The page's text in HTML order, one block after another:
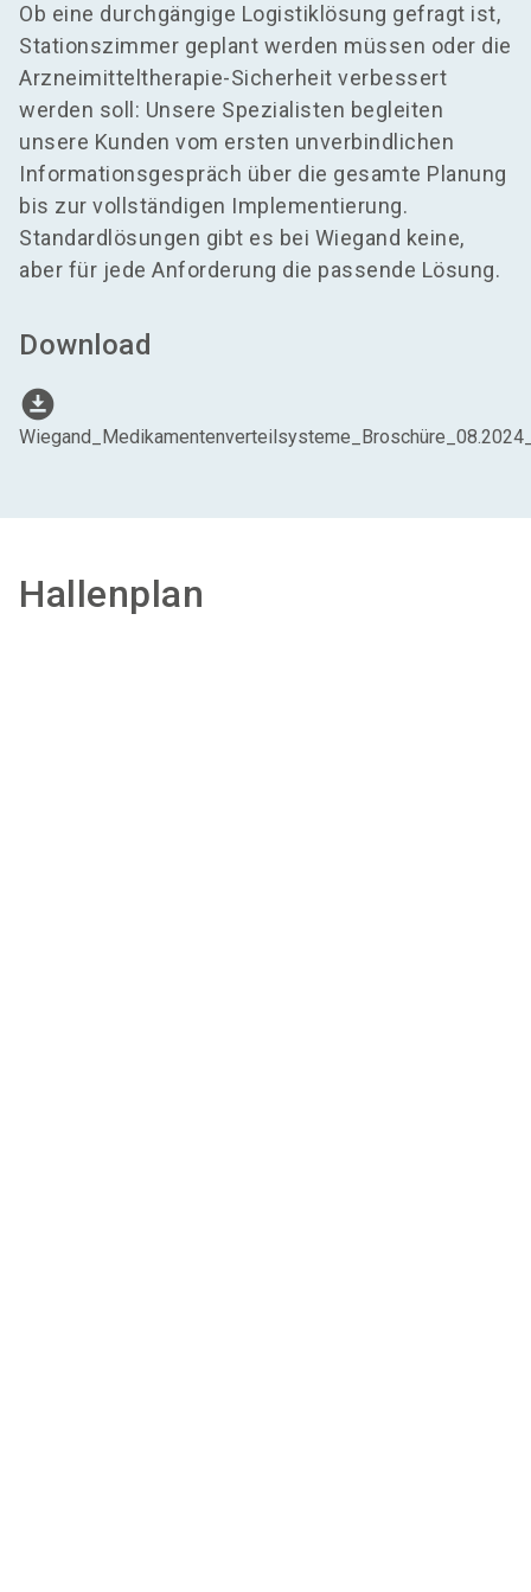
Ob eine durchgängige Logistiklösung gefragt ist,
Stationszimmer geplant werden müssen oder die
Arzneimitteltherapie-Sicherheit verbessert
werden soll: Unsere Spezialisten begleiten
unsere Kunden vom ersten unverbindlichen
Informationsgespräch über die gesamte Planung
bis zur vollständigen Implementierung.
Standardlösungen gibt es bei Wiegand keine,
aber für jede Anforderung die passende Lösung.
Download
download_for_offline
Hallenplan